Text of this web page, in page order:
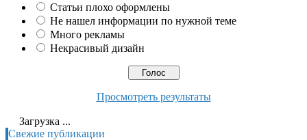
Статьи плохо оформлены
Не нашел информации по нужной теме
Много рекламы
Некрасивый дизайн
Просмотреть результаты
Загрузка ...
Свежие публикации